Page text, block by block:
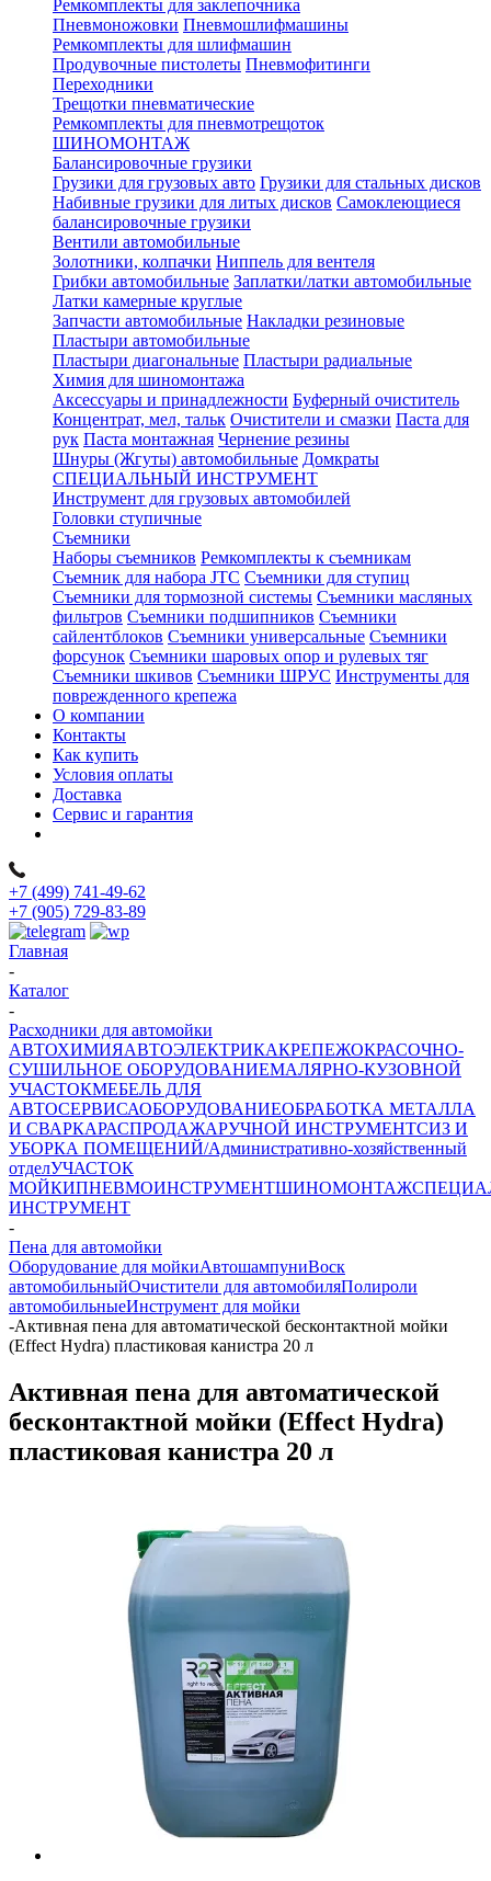
Ремкомплекты для заклепочника
Пневмоножовки Пневмошлифмашины
Ремкомплекты для шлифмашин
Продувочные пистолеты Пневмофитинги
Переходники
Трещотки пневматические
Ремкомплекты для пневмотрещоток
ШИНОМОНТАЖ
Балансировочные грузики
Грузики для грузовых авто Грузики для стальных дисков
Набивные грузики для литых дисков Самоклеющиеся
балансировочные грузики
Вентили автомобильные
Золотники, колпачки Ниппель для вентеля
Грибки автомобильные Заплатки/латки автомобильные
Латки камерные круглые
Запчасти автомобильные Накладки резиновые
Пластыри автомобильные
Пластыри диагональные Пластыри радиальные
Химия для шиномонтажа
Аксессуары и принадлежности Буферный очиститель
Концентрат, мел, тальк Очистители и смазки Паста для
рук Паста монтажная Чернение резины
Шнуры (Жгуты) автомобильные Домкраты
СПЕЦИАЛЬНЫЙ ИНСТРУМЕНТ
Инструмент для грузовых автомобилей
Головки ступичные
Съемники
Наборы съемников Ремкомплекты к съемникам
Съемник для набора JTC Съемники для ступиц
Съемники для тормозной системы Съемники масляных
фильтров Съемники подшипников Съемники
сайлентблоков Съемники универсальные Съемники
форсунок Съемники шаровых опор и рулевых тяг
Съемники шкивов Съемники ШРУС Инструменты для
поврежденного крепежа
О компании
Контакты
Как купить
Условия оплаты
Доставка
Сервис и гарантия
+7 (499) 741-49-62
+7 (905) 729-83-89
Главная
-
Каталог
-
Расходники для автомойки
АВТОХИМИЯАВТОЭЛЕКТРИКАКРЕПЕЖОКРАСОЧНО-
СУШИЛЬНОЕ ОБОРУДОВАНИЕМАЛЯРНО-КУЗОВНОЙ
УЧАСТОКМЕБЕЛЬ ДЛЯ
АВТОСЕРВИСАОБОРУДОВАНИЕОБРАБОТКА МЕТАЛЛА
И СВАРКАРАСПРОДАЖАРУЧНОЙ ИНСТРУМЕНТСИЗ И
УБОРКА ПОМЕЩЕНИЙ/Административно-хозяйственный
отделУЧАСТОК
МОЙКИПНЕВМОИНСТРУМЕНТШИНОМОНТАЖ
ИНСТРУМЕНТ
-
Пена для автомойки
Оборудование для мойкиАвтошампуниВоск
автомобильныйОчистители для автомобиляПолироли
автомобильныеИнструмент для мойки
-Активная пена для автоматической бесконтактной мойки
(Effect Hydra) пластиковая канистра 20 л
Активная пена для автоматической
бесконтактной мойки (Effect Hydra)
пластиковая канистра 20 л